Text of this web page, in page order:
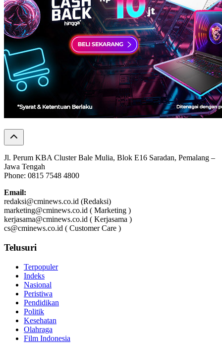
Jl. Perum KBA Cluster Bale Mulia, Blok E16 Saradan, Pemalang –
Jawa Tengah
Phone: 0815 7548 4800
Email:
redaksi@cminews.co.id (Redaksi)
marketing@cminews.co.id ( Marketing )
kerjasama@cminews.co.id ( Kerjasama )
cs@cminews.co.id ( Customer Care )
Telusuri
Terpopuler
Indeks
Nasional
Peristiwa
Pendidikan
Politik
Kesehatan
Olahraga
Film Indonesia